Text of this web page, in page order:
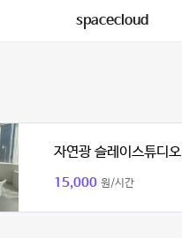
spacecloud
자연광 슬레이스튜디오
15,000 원/시간